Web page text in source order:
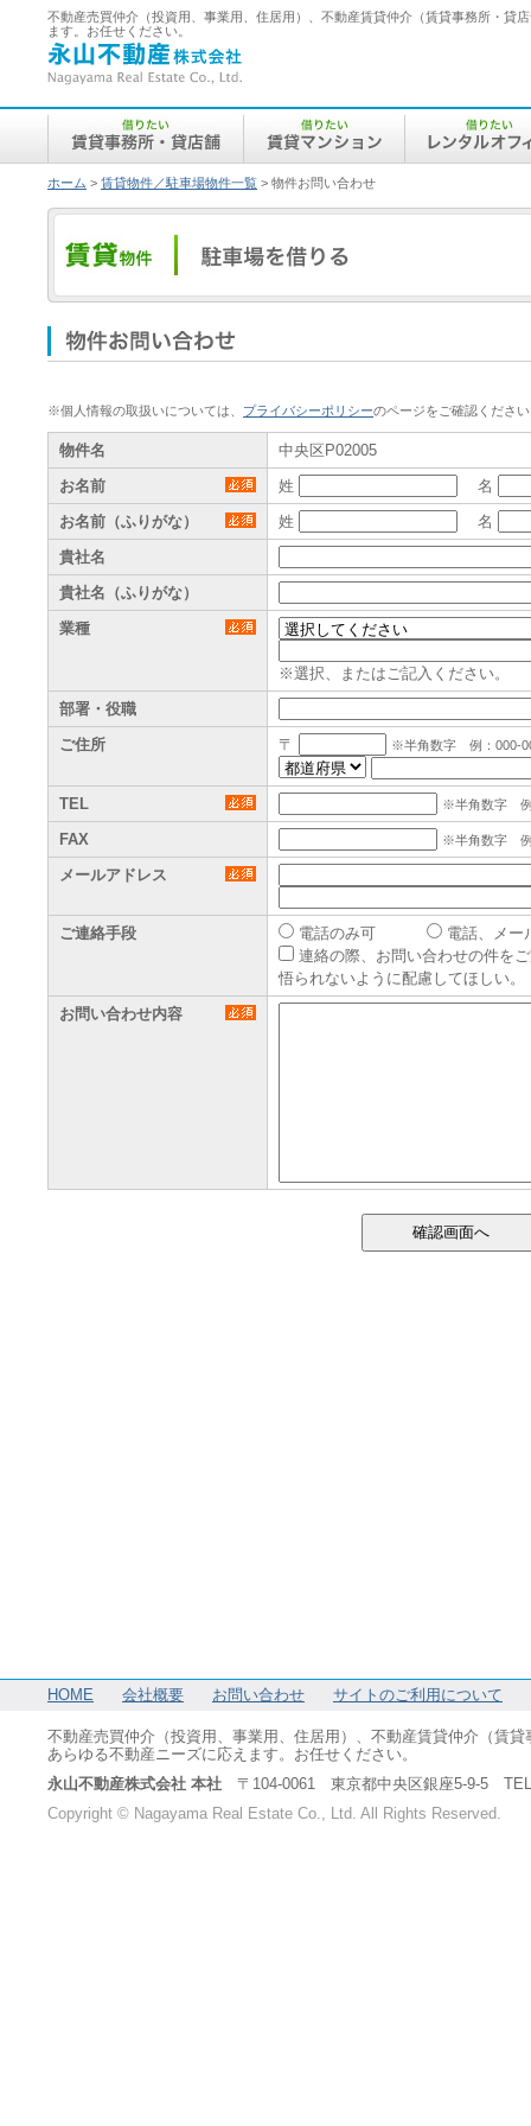
不動産売買仲介（投資用、事業用、住居用）、不動産賃貸仲介（賃貸事務所・貸
ます。お任せください。
永
山
不
産
会
社
借
い
／
賃
貸
事
所・
舗
借
い
／
賃
貸
シ
ョ
借
い
ン
ス
ホーム > 賃貸物件／駐車場物件一覧 > 物件お問い合わせ
賃
駐
車
場
借
（借
り
た
い）
件
問
い
合
わ
せ
※個人情報の取扱いについては、 プライバシーポリシーのページをご確認くださ
物件名
中央区P02005
お名前
姓
名
お名前（ふりがな）
姓
名
貴社名
貴社名（ふりがな）
業種
※選択、またはご記入ください。
部署・役職
ご住所
〒 ※半角数字 例：000-
TEL ※半角数字 例
FAX ※半角数字 例
メールアドレス
ご連絡手段 電話のみ可
電話、メー
連絡の際、お問い合わせの件を
悟られないように配慮してほしい。
お問い合わせ内容
HOME 会社概要 お問い合わせ サイトのご利用について
不動産売買仲介（投資用、事業用、住居用）、不動産賃貸仲介（賃
あらゆる不動産ニーズに応えます。お任せください。
永山不動産株式会社 本社 〒104-0061 東京都中央区銀座5-9-5 TEL
Copyright © Nagayama Real Estate Co., Ltd. All Rights Reserved.